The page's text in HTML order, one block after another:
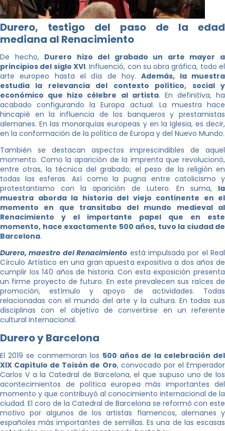
Durero, testigo del paso de la edad
mediana al Renacimiento
De hecho, Durero hizo del grabado un arte mayor a
principios del siglo XVI. Influenció, con su obra gráfica, todo el
arte europeo hasta el día de hoy.Además, la muestra
estudia la relevancia del contexto político, social y
económico que hizo célebre al artista. En definitiva, ha
acabado configurando la Europa actual. La muestra hace
hincapié en la influencia de los banqueros y prestamistas
alemanes. En las monarquías europeas y en la Iglesia, es decir,
en la conformación de la política de Europa y del Nuevo Mundo.
También se destacan aspectos imprescindibles de aquel
momento. Como la aparición de la imprenta que revolucionó,
entre otras, la técnica del grabado; el peso de la religión en
todas las esferas. Así como la pugna entre catolicismo y
protestantismo con la aparición de Lutero. En suma, la
muestra aborda la historia del viejo continente en el
momento en que transitaba del mundo medieval al
Renacimiento y el importante papel que en este
momento, hace exactamente 500 años, tuvo la ciudad de
Barcelona.
Durero, maestro del Renacimiento está impulsada por el Real
Círculo Artístico en una gran apuesta expositiva a dos años de
cumplir los 140 años de historia. Con esta exposición presenta
un firme proyecto de futuro. En este prevalecen sus raíces de
promoción, estímulo y apoyo de actividades. Todas
relacionadas con el mundo del arte y la cultura. En todas sus
disciplinas con el objetivo de convertirse en un referente
cultural internacional.
Durero y Barcelona
El 2019 se conmemoran los 500 años de la celebración del
XIX Capítulo de Toisón de Oro, convocado por el Emperador
Carlos V a la Catedral de Barcelona, el que supuso uno de los
acontecimientos de política europea más importantes del
momento y que contribuyó al conocimiento internacional de la
ciudad. El coro de la Catedral de Barcelona se reformó con este
motivo por algunos de los artistas flamencos, alemanes y
españoles más importantes de semillas. Es una de las escasas